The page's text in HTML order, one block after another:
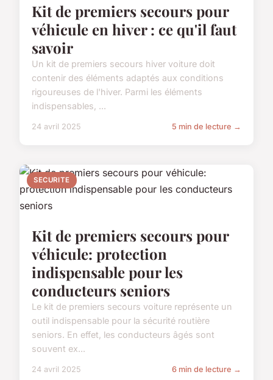
Kit de premiers secours pour
véhicule en hiver : ce qu'il faut
savoir
Un kit de premiers secours hiver voiture doit
contenir des éléments adaptés aux conditions
rigoureuses de l'hiver. Parmi les éléments
indispensables, ...
24 avril 2025 5 min de lecture →
SECURITE
Kit de premiers secours pour
véhicule: protection
indispensable pour les
conducteurs seniors
Le kit de premiers secours voiture représente un
outil indispensable pour la sécurité routière
seniors. En effet, les conducteurs âgés sont
souvent ex...
24 avril 2025 6 min de lecture →